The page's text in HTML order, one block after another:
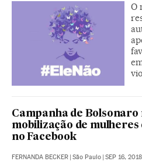
O
Campanha de Bolsonaro
mobilização de
no Facebook
FERNANDA BECKER | São Paulo | SEP 16,